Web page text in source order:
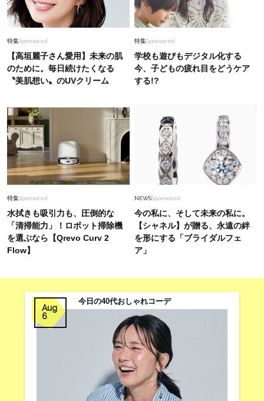
特集Sponsored
【高垣麗子さん愛用】未来の肌
のために。毎日続けたくなる
〝美肌想い〟のUVクリーム
特集Sponsored
学校も遊びもデジタル化する
今、子どもの疲れ目をどうケア
する!?
特集Sponsored
水拭きも吸引力も、圧倒的な
「清掃能力」！ロボット掃除機
を選ぶなら【Qrevo Curv 2
Flow】
NEWSSponsored
今の私に、そして未来の私に。
【シャネル】が贈る、永遠の絆
を形にする「ブライダルフェ
ア」
Aug
6
今日の40代おしゃれコーデ